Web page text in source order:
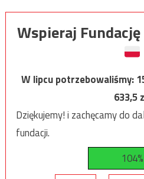
Wspieraj
W lipcu potrzebowaliśmy:
633,5
Dziękujemy! i zachęcamy do
fundacji.
104%